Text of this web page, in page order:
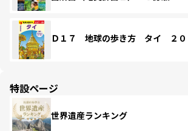
Ｄ１７ 地球の歩き方 タイ ２０
特設ページ
世界遺産ランキング